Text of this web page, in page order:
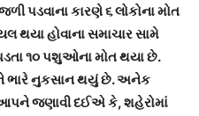
પડવાના કારણે ૬ લોકોના મોત
થયા હોવાના સમાચાર સામે
૧૦ પશુઓના મોત થયા છે.
ભારે નુકસાન થયું છે. અનેક
જણાવી દઈએ કે, શહેરોમાં